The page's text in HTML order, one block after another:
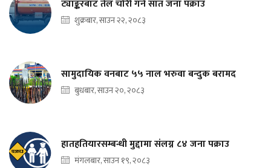
ट्याङ्करबाट तेल चोरी गर्ने सात जना पक्राउ
शुक्रबार, साउन २२, २०८३
सामुदायिक वनबाट ५५ नाल भरुवा बन्दुक बरामद
बुधबार, साउन २०, २०८३
हातहतियारसम्बन्धी मुद्दामा संलग्न ८४ जना पक्राउ
मंगलबार, साउन १९, २०८३